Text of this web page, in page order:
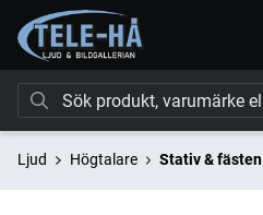
Ljud Högtalare Stativ & fästen